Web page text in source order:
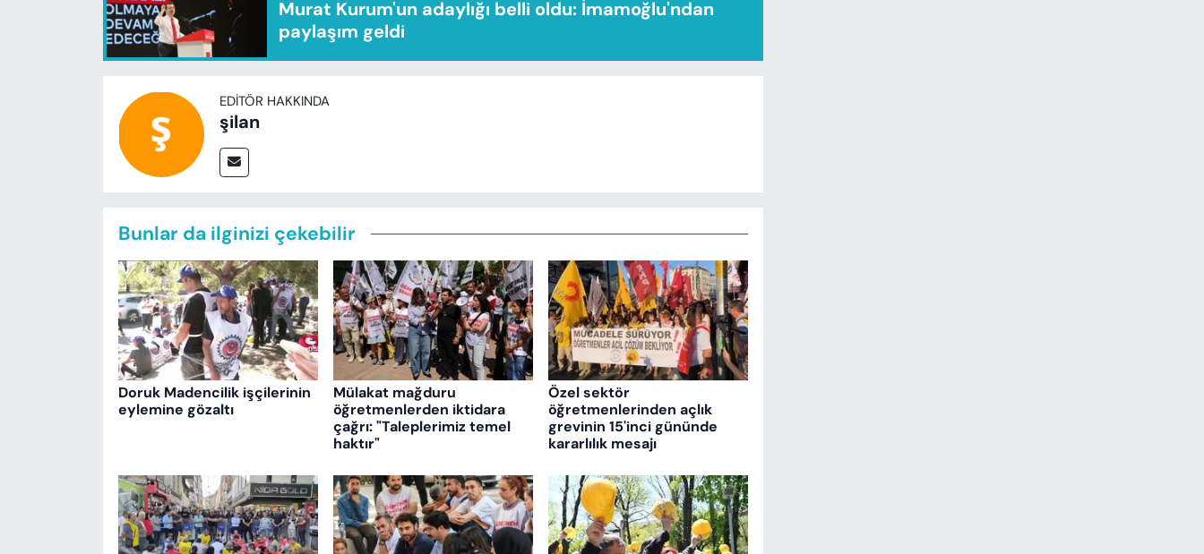
Murat Kurum'un adaylığı belli oldu: İmamoğlu'ndan
paylaşım geldi
EDITÖR HAKKINDA
şilan
Bunlar da ilginizi çekebilir
Doruk Madencilik işçilerinin
eylemine gözaltı
Mülakat mağduru
öğretmenlerden iktidara
çağrı: "Taleplerimiz temel
haktır"
Özel sektör
öğretmenlerinden açlık
grevinin 15'inci gününde
kararlılık mesajı